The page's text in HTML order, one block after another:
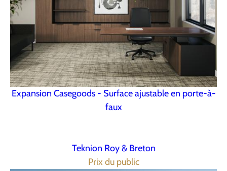
Expansion Casegoods - Surface ajustable en porte-à-
faux
Teknion Roy & Breton
Prix du public